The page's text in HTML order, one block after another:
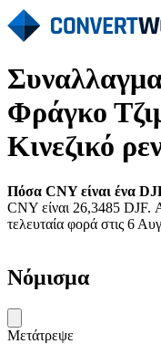
Φράγκο
Κινεζικό
Πόσα CNY είναι ένα
CNY είναι 26,3485 DJF.
τελευταία φορά στις 6
Νόμισμα
Μετάτρεψε